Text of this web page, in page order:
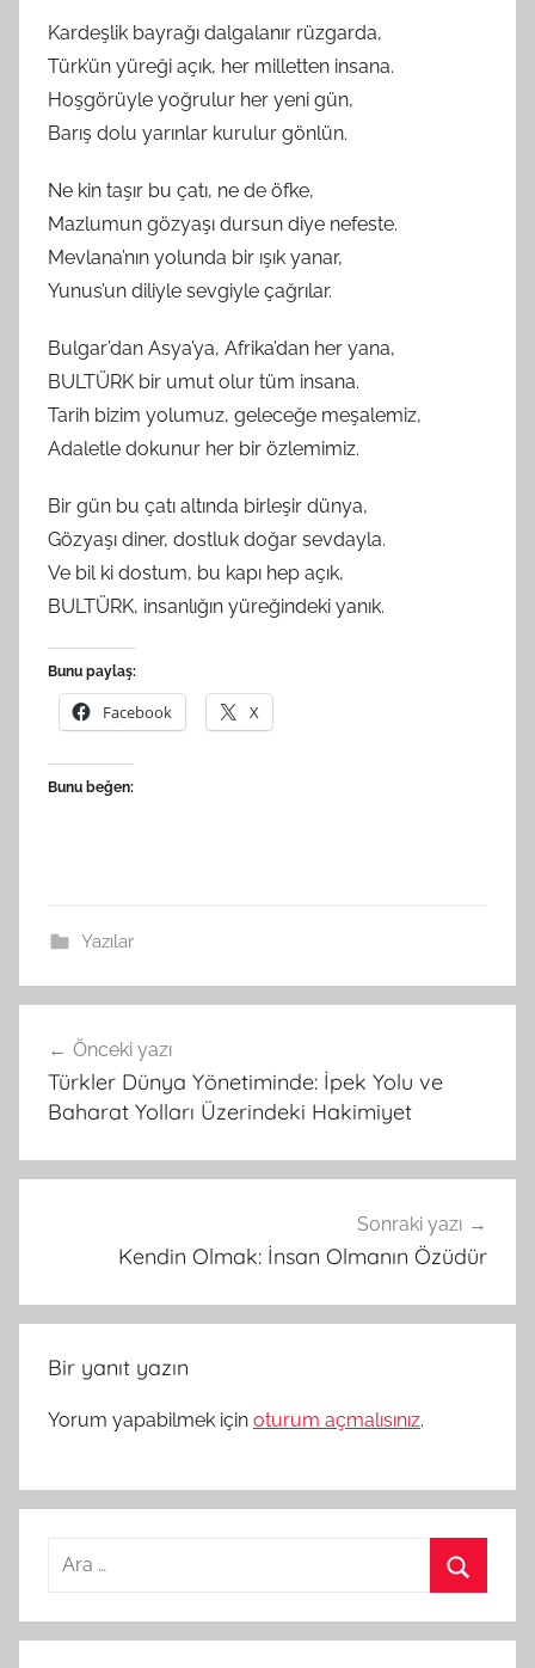
Kardeşlik bayrağı dalgalanır rüzgarda,
Türk’ün yüreği açık, her milletten insana.
Hoşgörüyle yoğrulur her yeni gün,
Barış dolu yarınlar kurulur gönlün.
Ne kin taşır bu çatı, ne de öfke,
Mazlumun gözyaşı dursun diye nefeste.
Mevlana’nın yolunda bir ışık yanar,
Yunus’un diliyle sevgiyle çağrılar.
Bulgar’dan Asya’ya, Afrika’dan her yana,
BULTÜRK bir umut olur tüm insana.
Tarih bizim yolumuz, geleceğe meşalemiz,
Adaletle dokunur her bir özlemimiz.
Bir gün bu çatı altında birleşir dünya,
Gözyaşı diner, dostluk doğar sevdayla.
Ve bil ki dostum, bu kapı hep açık,
BULTÜRK, insanlığın yüreğindeki yanık.
Bunu paylaş:
Facebook X
Bunu beğen:
Yazılar
gezinmesi
Önceki yazı
Türkler Dünya Yönetiminde: İpek Yolu ve
Baharat Yolları Üzerindeki Hakimiyet
Sonraki yazı
Kendin Olmak: İnsan Olmanın Özüdür
Bir yanıt yazın
Yorum yapabilmek için oturum açmalısınız.
Arama: